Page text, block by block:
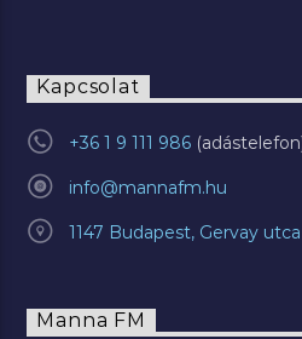
Kapcsolat
+36 1 9 111 986
info@mannafm.hu
1147 Budapest, Gervay
Manna FM